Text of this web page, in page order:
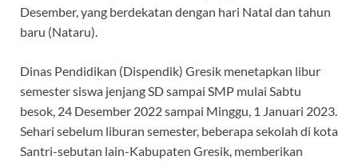
Desember, yang berdekatan dengan hari Natal dan tahun
baru (Nataru).
Dinas Pendidikan (Dispendik) Gresik menetapkan libur
semester siswa jenjang SD sampai SMP mulai Sabtu
besok, 24 Desember 2022 sampai Minggu, 1 Januari 2023.
Sehari sebelum liburan semester, beberapa sekolah di kota
Santri-sebutan lain-Kabupaten Gresik, memberikan